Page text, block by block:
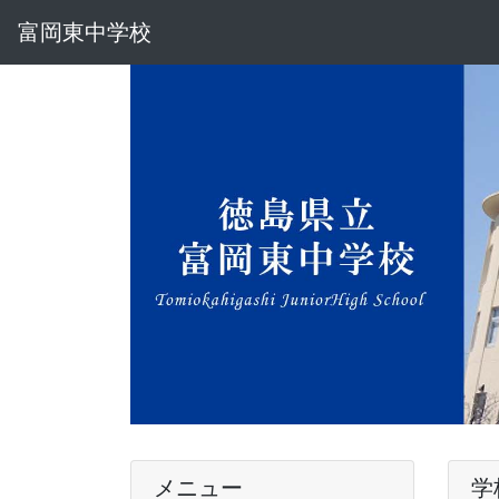
富岡東中学校
メニュー 学